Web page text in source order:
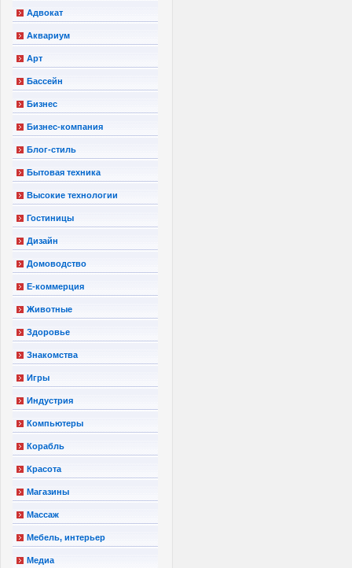
Адвокат
Аквариум
Арт
Бассейн
Бизнес
Бизнес-компания
Блог-стиль
Бытовая техника
Высокие технологии
Гостиницы
Дизайн
Домоводство
Е-коммерция
Животные
Здоровье
Знакомства
Игры
Индустрия
Компьютеры
Корабль
Красота
Магазины
Массаж
Мебель, интерьер
Медиа